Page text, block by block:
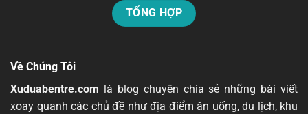
TỔNG HỢP
Về Chúng Tôi
Xuduabentre.com là blog chuyên chia sẻ những bài viết
xoay quanh các chủ đề như địa điểm ăn uống, du lịch, khu